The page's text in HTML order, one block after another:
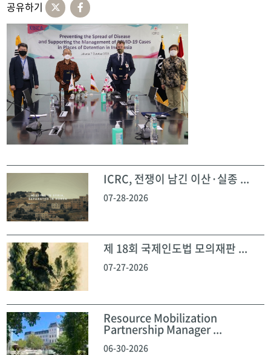
공유하기
ICRC, 전쟁이 남긴 이산·실종 ...
07-28-2026
제 18회 국제인도법 모의재판 ...
07-27-2026
Resource Mobilization
Partnership Manager ...
06-30-2026